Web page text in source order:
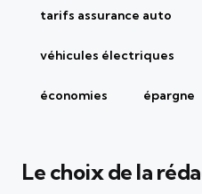
tarifs assurance auto
véhicules électriques
économies épargne
Le choix de la